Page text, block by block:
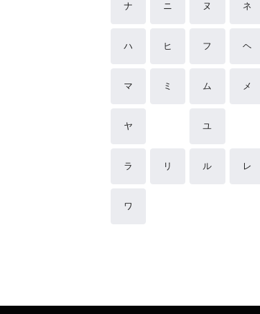
ナ ニ ヌ ネ
ハ ヒ フ ヘ
マ ミ ム メ
ヤ ユ
ラ リ ル レ
ワ